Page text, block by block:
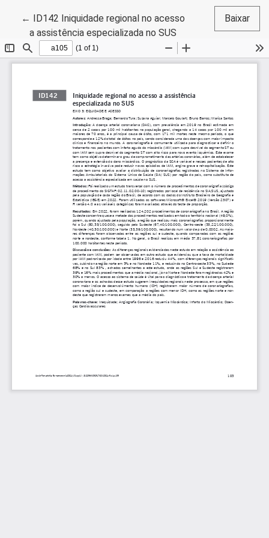
← Voltar aos Detalhes do Artigo
ID142 Iniquidade regional no acesso
a assistência especializada no SUS
Baixar